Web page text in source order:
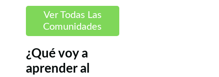
Ver Todas Las
Comunidades
¿Qué voy a
aprender al